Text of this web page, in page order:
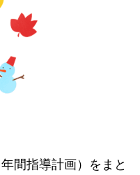
間指導計画）をまと